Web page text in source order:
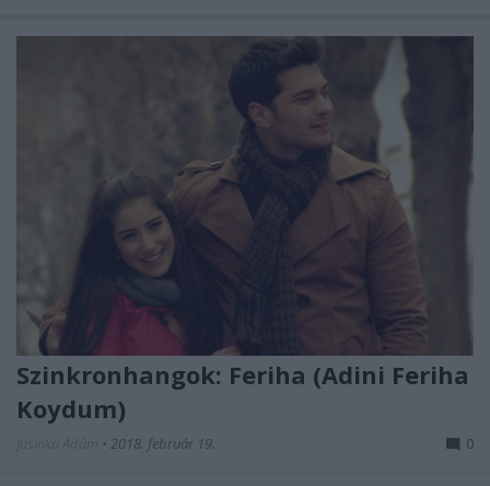
Szinkronhangok: Feriha (Adini Feriha
Koydum)
• 2018. február 19. 0